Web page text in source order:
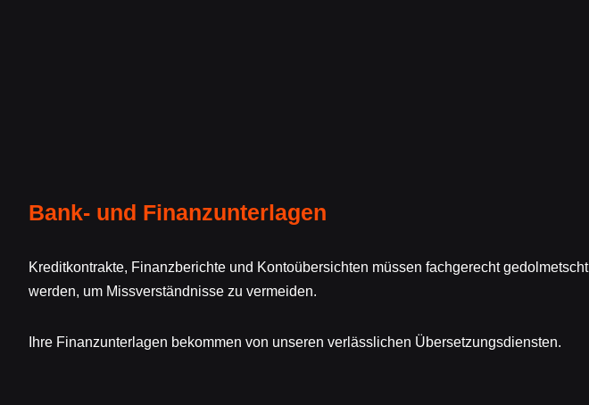
Bank- und Finanzunterlagen
Kreditkontrakte, Finanzberichte und Kontoübersichten müssen fachgerecht gedolmetscht
werden, um Missverständnisse zu vermeiden.
Ihre Finanzunterlagen bekommen von unseren verlässlichen Übersetzungsdiensten.